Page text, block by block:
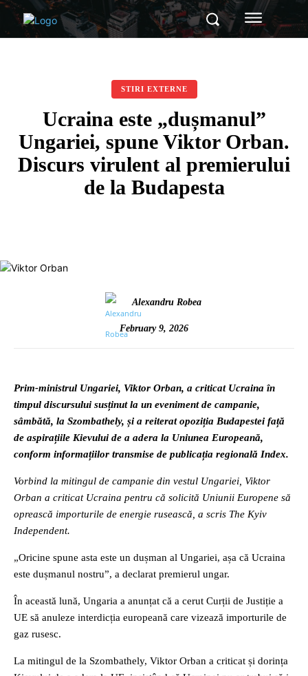
STIRI EXTERNE
Ucraina este „dușmanul”
Ungariei, spune Viktor Orban.
Discurs virulent al premierului
de la Budapesta
Alexandru Robea
February 9, 2026
Prim-ministrul Ungariei, Viktor Orban, a criticat Ucraina în
timpul discursului susținut la un eveniment de campanie,
sâmbătă, la Szombathely, și a reiterat opoziția Budapestei față
de aspirațiile Kievului de a adera la Uniunea Europeană,
conform informațiilor transmise de publicația regională Index.
Vorbind la mitingul de campanie din vestul Ungariei, Viktor
Orban a criticat Ucraina pentru că solicită Uniunii Europene să
oprească importurile de energie rusească, a scris The Kyiv
Independent.
„Oricine spune asta este un dușman al Ungariei, așa că Ucraina
este dușmanul nostru”, a declarat premierul ungar.
În această lună, Ungaria a anunțat că a cerut Curții de Justiție a
UE să anuleze interdicția europeană care vizează importurile de
gaz rusesc.
La mitingul de la Szombathely, Viktor Orban a criticat și dorința